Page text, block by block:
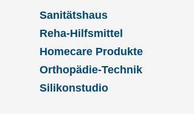
Sanitätshaus
Reha-Hilfsmittel
Homecare Produkte
Orthopädie-Technik
Silikonstudio